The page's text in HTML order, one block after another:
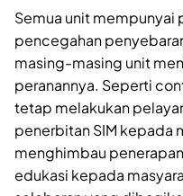
Semua unit mempunyai
pencegahan
masing-masing unit
peranannya. Seperti
tetap melakukan
penerbitan SIM kepada
menghimbau
edukasi kepada